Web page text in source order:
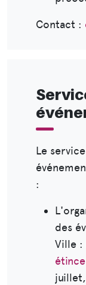
Contact :
Le
:
des
Ville :